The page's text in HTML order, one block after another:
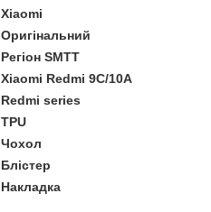
Xiaomi
Оригінальний
Регіон SMTT
Xiaomi Redmi 9C/10A
Redmi series
TPU
Чохол
Блістер
Накладка